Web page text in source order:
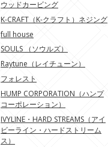
ウッドカービング
K-CRAFT（K-クラフト）ネジング
full house
SOULS （ソウルズ）
Raytune（レイチューン）
フォレスト
HUMP CORPORATION（ハンプ
コーポレーション）
IVYLINE・HARD STREAMS（アイ
ビーライン・ハードストリーム
ス）